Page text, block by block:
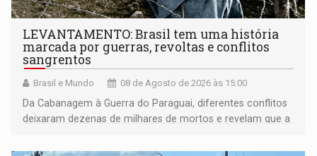
LEVANTAMENTO: Brasil tem uma história
marcada por guerras, revoltas e conflitos
sangrentos
Brasil e Mundo 08 de Agosto de 2026 às 15:00
Da Cabanagem à Guerra do Paraguai, diferentes conflitos
deixaram dezenas de milhares de mortos e revelam que a
territoriais e sociais